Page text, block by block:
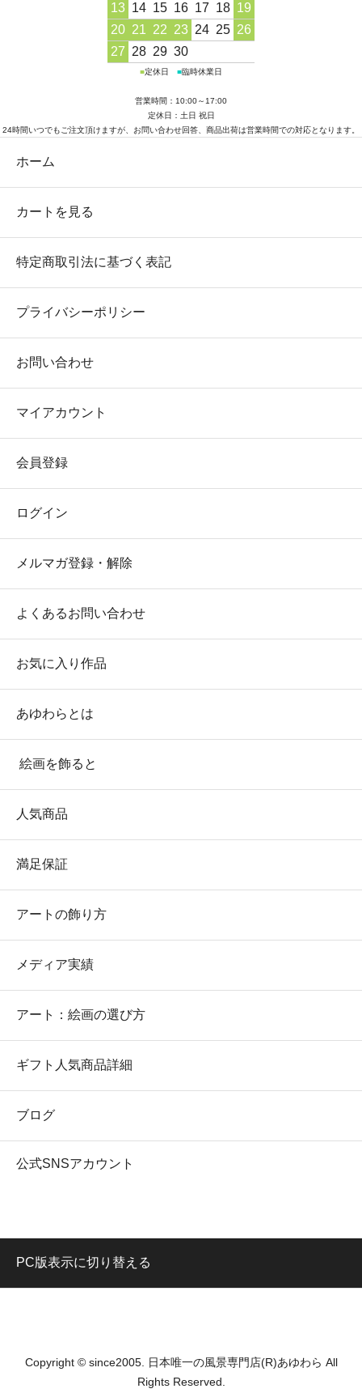
13 14 15 16 17 18 19
20 21 22 23 24 25 26
27 28 29 30
■定休日 ■臨時休業日
営業時間：10:00～17:00
定休日：土日 祝日
24時間いつでもご注文頂けますが、お問い合わせ回答、商品出荷は営業時間での対応となります。
ホーム
カートを見る
特定商取引法に基づく表記
プライバシーポリシー
お問い合わせ
マイアカウント
会員登録
ログイン
メルマガ登録・解除
よくあるお問い合わせ
お気に入り作品
あゆわらとは
絵画を飾ると
人気商品
満足保証
アートの飾り方
メディア実績
アート：絵画の選び方
ギフト人気商品詳細
ブログ
公式SNSアカウント
PC版表示に切り替える
Copyright © since2005. 日本唯一の風景専門店(R)あゆわら All
Rights Reserved.